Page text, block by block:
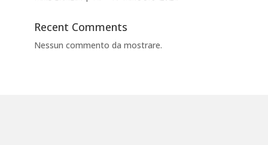
Recent Comments
Nessun commento da mostrare.